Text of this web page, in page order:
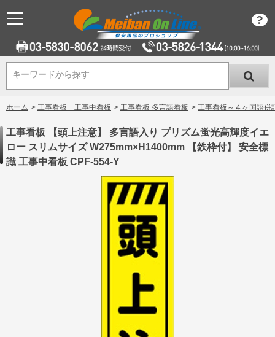
キーワードから探す
キーワードから探す
ホーム > 工事看板 工事中看板 > 工事看板 多言語看板 > 工事看板～４ヶ国語併
工事看板 【頭上注意】 多言語入り プリズム蛍光高輝度イエ
ロー スリムサイズ W275mm×H1400mm 【鉄枠付】 安全標
識 工事中看板 CPF-554-Y